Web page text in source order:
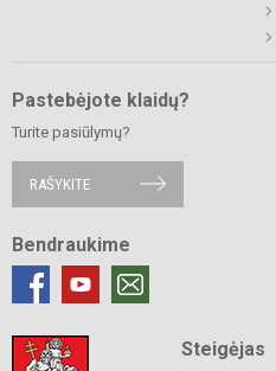
Pastebėjote klaidų?
Turite pasiūlymų?
RAŠYKITE
Bendraukime
Steigėjas